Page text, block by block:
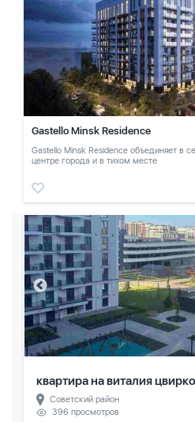
Gastello Minsk Residence
Gastello Minsk Residence объединяет в
центре города и в тихом месте
квартира на виталия
Советский район
396 просмотров